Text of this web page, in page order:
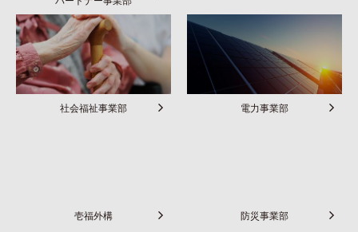
社会福祉事業部 電力事業部
壱福外構 防災事業部